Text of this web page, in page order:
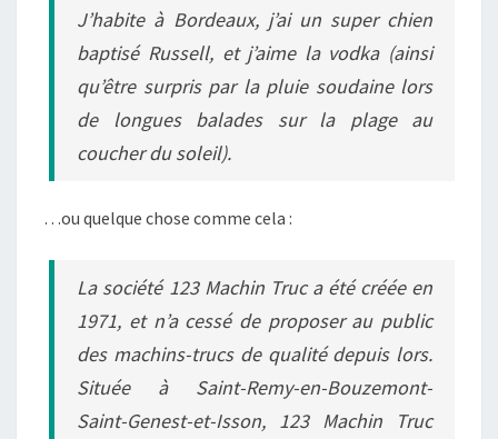
J’habite à Bordeaux, j’ai un super chien
baptisé Russell, et j’aime la vodka (ainsi
qu’être surpris par la pluie soudaine lors
de longues balades sur la plage au
coucher du soleil).
…ou quelque chose comme cela :
La société 123 Machin Truc a été créée en
1971, et n’a cessé de proposer au public
des machins-trucs de qualité depuis lors.
Située à Saint-Remy-en-Bouzemont-
Saint-Genest-et-Isson, 123 Machin Truc